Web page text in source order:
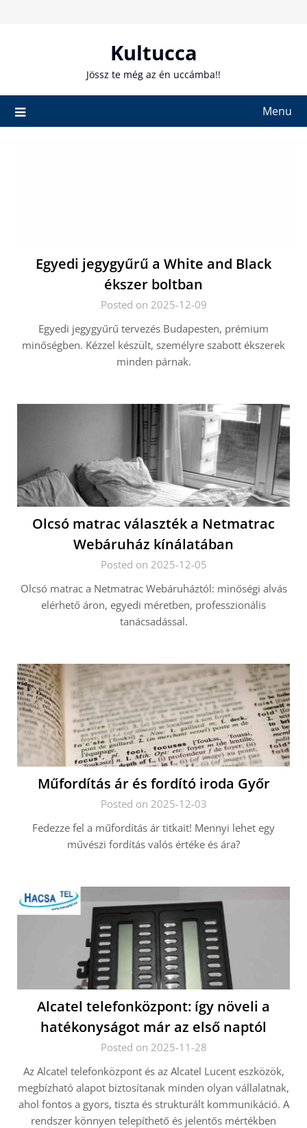
Kultucca
Jössz te még az én uccámba!!
Menu
Egyedi jegygyűrű a White and Black
ékszer boltban
Posted on 2025-12-09
Egyedi jegygyűrű tervezés Budapesten, prémium
minőségben. Kézzel készült, személyre szabott ékszerek
minden párnak.
Olcsó matrac választék a Netmatrac
Webáruház kínálatában
Posted on 2025-12-05
Olcsó matrac a Netmatrac Webáruháztól: minőségi alvás
elérhető áron, egyedi méretben, professzionális
tanácsadással.
Műfordítás ár és fordító iroda Győr
Posted on 2025-12-03
Fedezze fel a műfordítás ár titkait! Mennyi lehet egy
művészi fordítás valós értéke és ára?
Alcatel telefonközpont: így növeli a
hatékonyságot már az első naptól
Posted on 2025-11-28
Az Alcatel telefonközpont és az Alcatel Lucent eszközök,
megbízható alapot biztosítanak minden olyan vállalatnak,
ahol fontos a gyors, tiszta és strukturált kommunikáció. A
rendszer könnyen telepíthető és jelentős mértékben